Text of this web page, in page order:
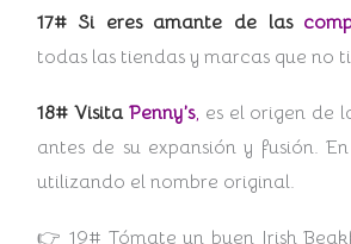
17# Si eres amante de las
todas las tiendas y marcas que no
18# Visita Penny’s, es el origen de
antes de su expansión y fusión.
utilizando el nombre original.
👉 19# Tómate un buen Irish